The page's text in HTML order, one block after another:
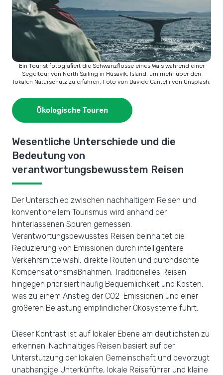
Ein Tourist fotografiert die Schwanzflosse eines Wals während einer
Segeltour von North Sailing in Húsavík, Island, um mehr über den
lokalen Naturschutz zu erfahren. Foto von Davide Cantelli von Unsplash.
Ökologische Touren
Wesentliche Unterschiede und die
Bedeutung von
verantwortungsbewusstem Reisen
Der Unterschied zwischen nachhaltigem Reisen und
konventionellem Tourismus wird anhand der
hinterlassenen Spuren gemessen.
Verantwortungsbewusstes Reisen beinhaltet die
Reduzierung von Emissionen durch intelligentere
Verkehrsmittelwahl, direkte Routen und durchdachte
Kompensationsmaßnahmen. Traditionelles Reisen
hingegen priorisiert häufig Bequemlichkeit und Kosten,
was zu einem Anstieg der CO2-Emissionen und einer
größeren Belastung empfindlicher Ökosysteme führt.
Dieser Kontrast ist auf lokaler Ebene am deutlichsten zu
erkennen. Nachhaltiges Reisen basiert auf der
Unterstützung der lokalen Gemeinschaft und bevorzugt
unabhängige Unterkünfte, lokale Reiseführer und kleine